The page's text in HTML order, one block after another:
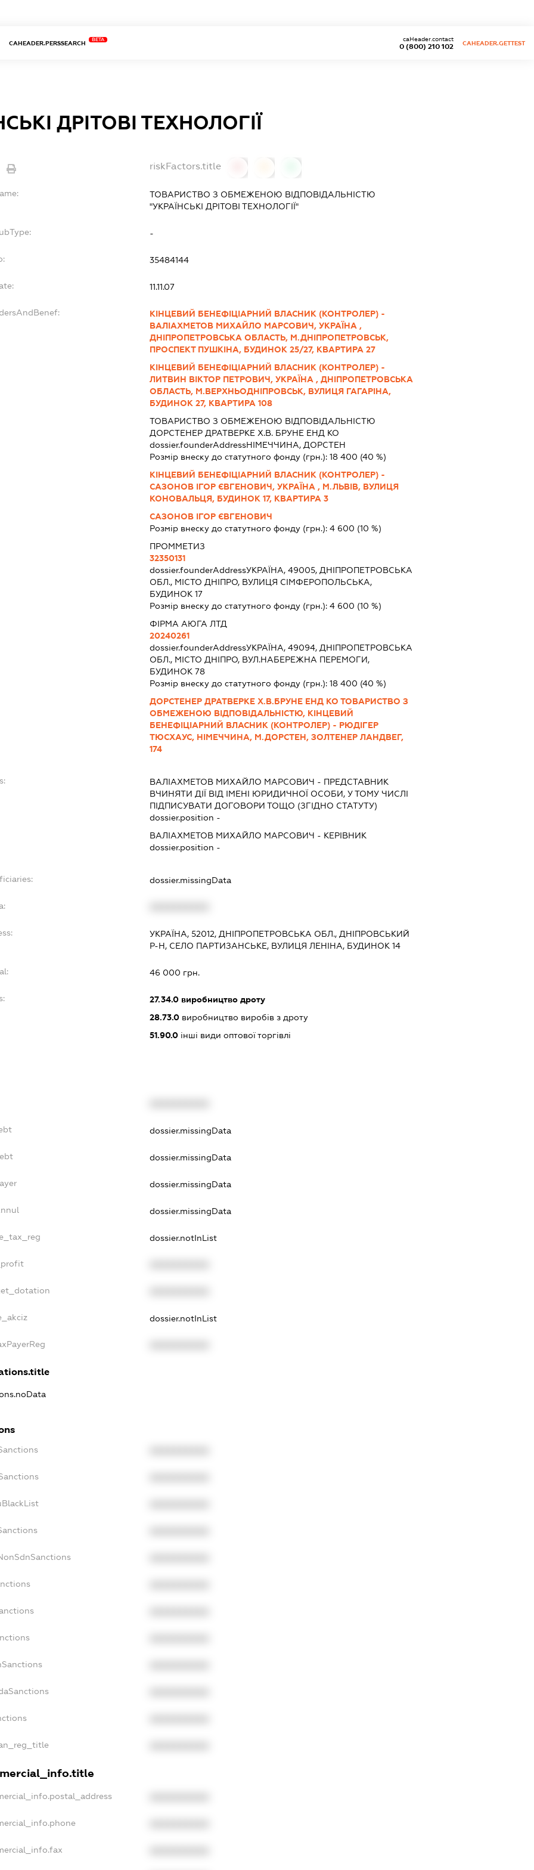
CAHEADER.PERSSEARCH
BETA
0 (800) 210 102
caHeader.contact
CAHEADER.GETTEST
ДРІТОВІ ТЕХНОЛОГІЇ
riskFactors.title
ТОВАРИСТВО З ОБМЕЖЕНОЮ ВІДПОВІДАЛЬНІСТЮ
"УКРАЇНСЬКІ ДРІТОВІ ТЕХНОЛОГІЇ"
-
35484144
11.11.07
КІНЦЕВИЙ БЕНЕФІЦІАРНИЙ ВЛАСНИК (КОНТРОЛЕР) -
ВАЛІАХМЕТОВ МИХАЙЛО МАРСОВИЧ, УКРАЇНА ,
ДНІПРОПЕТРОВСЬКА ОБЛАСТЬ, М.ДНІПРОПЕТРОВСЬК,
ПРОСПЕКТ ПУШКІНА, БУДИНОК 25/27, КВАРТИРА 27
КІНЦЕВИЙ БЕНЕФІЦІАРНИЙ ВЛАСНИК (КОНТРОЛЕР) -
ЛИТВИН ВІКТОР ПЕТРОВИЧ, УКРАЇНА , ДНІПРОПЕТРОВСЬКА
ОБЛАСТЬ, М.ВЕРХНЬОДНІПРОВСЬК, ВУЛИЦЯ ГАГАРІНА,
БУДИНОК 27, КВАРТИРА 108
ТОВАРИСТВО З ОБМЕЖЕНОЮ ВІДПОВІДАЛЬНІСТЮ
ДОРСТЕНЕР ДРАТВЕРКЕ Х.В. БРУНЕ ЕНД КО
dossier.founderAddressНІМЕЧЧИНА, ДОРСТЕН
Розмір внеску до статутного фонду (грн.): 18 400 (40 %)
КІНЦЕВИЙ БЕНЕФІЦІАРНИЙ ВЛАСНИК (КОНТРОЛЕР) -
САЗОНОВ ІГОР ЄВГЕНОВИЧ, УКРАЇНА , М.ЛЬВІВ, ВУЛИЦЯ
КОНОВАЛЬЦЯ, БУДИНОК 17, КВАРТИРА 3
САЗОНОВ ІГОР ЄВГЕНОВИЧ
Розмір внеску до статутного фонду (грн.): 4 600 (10 %)
ПРОММЕТИЗ
32350131
dossier.founderAddressУКРАЇНА, 49005, ДНІПРОПЕТРОВСЬКА
ОБЛ., МІСТО ДНІПРО, ВУЛИЦЯ СІМФЕРОПОЛЬСЬКА,
БУДИНОК 17
Розмір внеску до статутного фонду (грн.): 4 600 (10 %)
ФІРМА АЮГА ЛТД
20240261
dossier.founderAddressУКРАЇНА, 49094, ДНІПРОПЕТРОВСЬКА
ОБЛ., МІСТО ДНІПРО, ВУЛ.НАБЕРЕЖНА ПЕРЕМОГИ,
БУДИНОК 78
Розмір внеску до статутного фонду (грн.): 18 400 (40 %)
ДОРСТЕНЕР ДРАТВЕРКЕ Х.В.БРУНЕ ЕНД КО ТОВАРИСТВО З
ОБМЕЖЕНОЮ ВІДПОВІДАЛЬНІСТЮ, КІНЦЕВИЙ
БЕНЕФІЦІАРНИЙ ВЛАСНИК (КОНТРОЛЕР) - РЮДІГЕР
ТЮСХАУС, НІМЕЧЧИНА, М.ДОРСТЕН, ЗОЛТЕНЕР ЛАНДВЕГ,
174
ВАЛІАХМЕТОВ МИХАЙЛО МАРСОВИЧ - ПРЕДСТАВНИК
ВЧИНЯТИ ДІЇ ВІД ІМЕНІ ЮРИДИЧНОЇ ОСОБИ, У ТОМУ ЧИСЛІ
ПІДПИСУВАТИ ДОГОВОРИ ТОЩО (ЗГІДНО СТАТУТУ)
dossier.position -
ВАЛІАХМЕТОВ МИХАЙЛО МАРСОВИЧ - КЕРІВНИК
dossier.position -
dossier.missingData
УКРАЇНА, 52012, ДНІПРОПЕТРОВСЬКА ОБЛ., ДНІПРОВСЬКИЙ
Р-Н, СЕЛО ПАРТИЗАНСЬКЕ, ВУЛИЦЯ ЛЕНІНА, БУДИНОК 14
46 000 грн.
27.34.0виробництво дроту
28.73.0виробництво виробів з дроту
51.90.0інші види оптової торгівлі
dossier.missingData
dossier.missingData
dossier.missingData
dossier.missingData
dossier.notInList
dossier.notInList